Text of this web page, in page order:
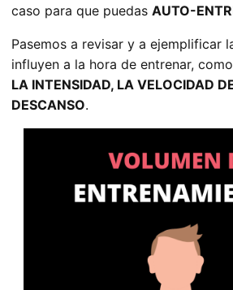
caso para que puedas AUTO-
Pasemos a revisar y a ejemplificar
influyen a la hora de entrenar,
LA INTENSIDAD, LA VELOCIDAD
DESCANSO.